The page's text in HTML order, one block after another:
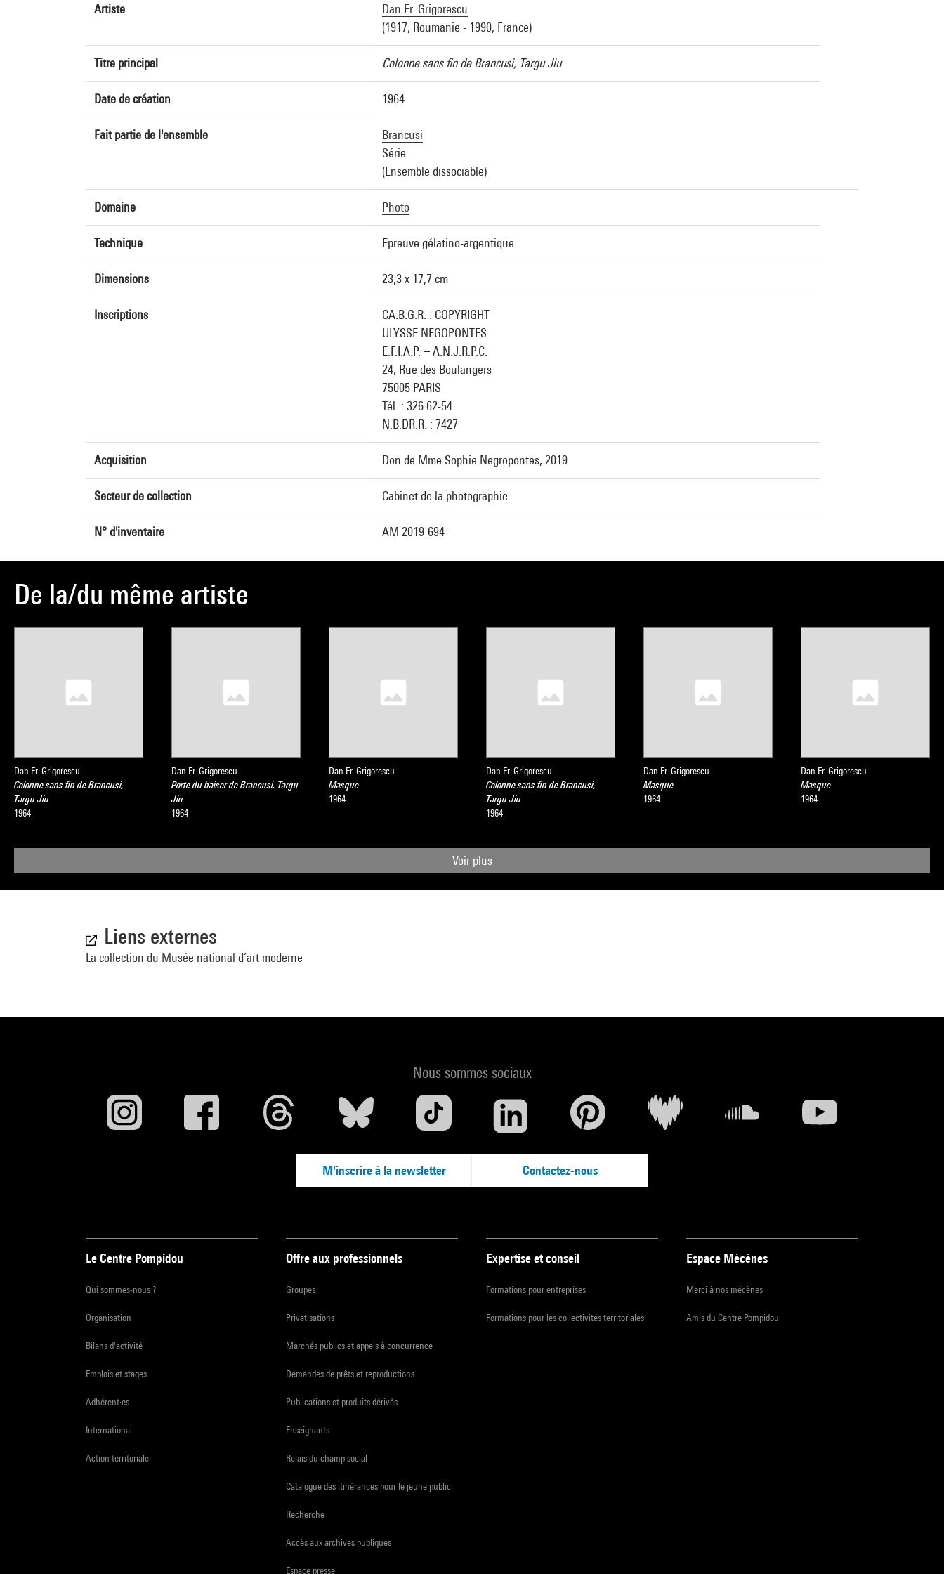
Artiste
Dan Er. Grigorescu
(1917, Roumanie - 1990, France)
Titre principal Colonne sans fin de Brancusi, Targu Jiu
Date de création 1964
Fait partie de l'ensemble
Brancusi
Série
(Ensemble dissociable)
Domaine Photo
Technique Epreuve gélatino-argentique
Dimensions 23,3 x 17,7 cm
Inscriptions
CA.B.G.R. : COPYRIGHT
ULYSSE NEGOPONTES
E.F.I.A.P. – A.N.J.R.P.C.
24, Rue des Boulangers
75005 PARIS
Tél. : 326.62-54
N.B.DR.R. : 7427
Acquisition Don de Mme Sophie Negropontes, 2019
Secteur de collection Cabinet de la photographie
N° d'inventaire AM 2019-694
De la/du même artiste
Dan Er. Grigorescu
Colonne sans fin de Brancusi,
Targu Jiu
1964
Dan Er. Grigorescu
Porte du baiser de Brancusi, Targu
Jiu
1964
Dan Er. Grigorescu
Masque
1964
Dan Er. Grigorescu
Colonne sans fin de Brancusi,
Targu Jiu
1964
Dan Er. Grigorescu
Masque
1964
Dan Er. Grigorescu
Masque
1964
Voir plus
Liens externes
La collection du Musée national d’art moderne
Nous sommes sociaux
M'inscrire à la newsletter Contactez-nous
Le Centre Pompidou
Qui sommes-nous ?
Organisation
Bilans d'activité
Emplois et stages
Adhérent·es
International
Action territoriale
Offre aux professionnels
Groupes
Privatisations
Marchés publics et appels à concurrence
Demandes de prêts et reproductions
Publications et produits dérivés
Enseignants
Relais du champ social
Catalogue des itinérances pour le jeune public
Recherche
Accès aux archives publiques
Espace presse
Expertise et conseil
Formations pour entreprises
Formations pour les collectivités territoriales
Espace Mécènes
Merci à nos mécènes
Amis du Centre Pompidou